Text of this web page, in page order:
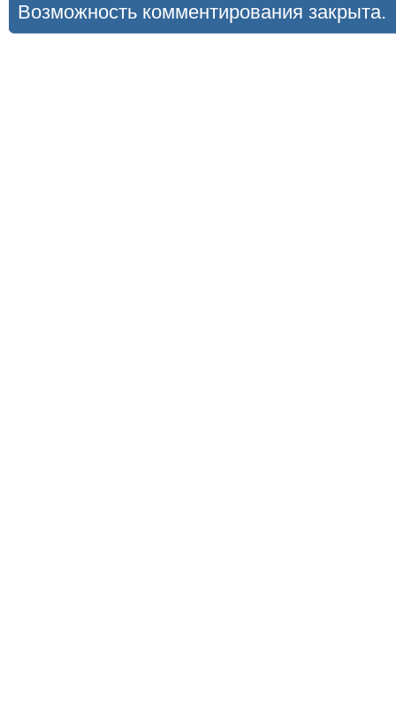
Возможность комментирования закрыта.